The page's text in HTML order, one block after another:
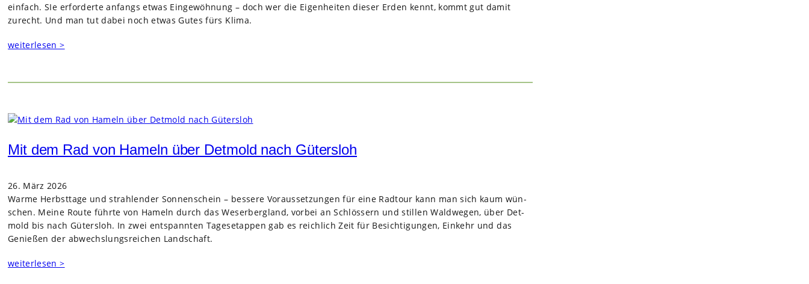
ein­fach. SIe erfor­derte anfangs etwas Ein­ge­wöh­nung – doch wer die Eigen­hei­ten die­ser Erden kennt, kommt gut damit
zurecht. Und man tut dabei noch etwas Gutes fürs Klima.
weiterlesen >
Mit dem Rad von Hameln über Detmold nach Gütersloh
26. März 2026
Warme Herbst­tage und strah­len­der Son­nen­schein – bes­sere Vor­aus­set­zun­gen für eine Rad­tour kann man sich kaum wün­
schen. Meine Route führte von Hameln durch das Weser­berg­land, vor­bei an Schlös­sern und stil­len Wald­we­gen, über Det­
mold bis nach Güters­loh. In zwei ent­spann­ten Tages­etap­pen gab es reich­lich Zeit für Besich­ti­gun­gen, Ein­kehr und das
Genie­ßen der abwechs­lungs­rei­chen Land­schaft.
weiterlesen >